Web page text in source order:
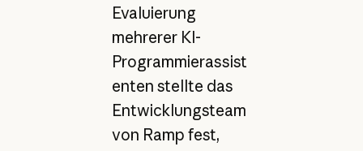
Evaluierung
mehrerer KI-
Programmierassist
enten stellte das
Entwicklungsteam
von Ramp fest,